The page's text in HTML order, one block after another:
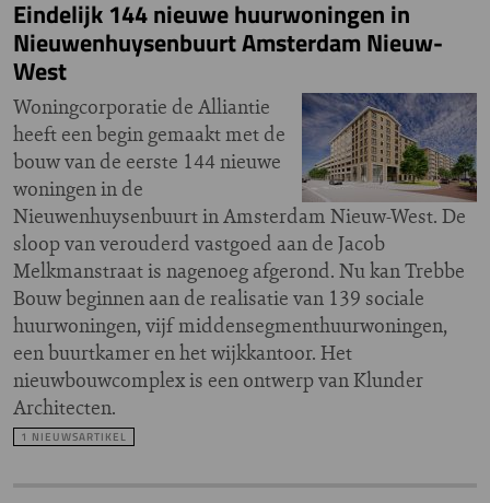
Eindelijk 144 nieuwe huurwoningen in
Nieuwenhuysenbuurt Amsterdam Nieuw-
West
Woningcorporatie de Alliantie
heeft een begin gemaakt met de
bouw van de eerste 144 nieuwe
woningen in de
Nieuwenhuysenbuurt in Amsterdam Nieuw-West. De
sloop van verouderd vastgoed aan de Jacob
Melkmanstraat is nagenoeg afgerond. Nu kan Trebbe
Bouw beginnen aan de realisatie van 139 sociale
huurwoningen, vijf middensegmenthuurwoningen,
een buurtkamer en het wijkkantoor. Het
nieuwbouwcomplex is een ontwerp van Klunder
Architecten.
1 NIEUWSARTIKEL